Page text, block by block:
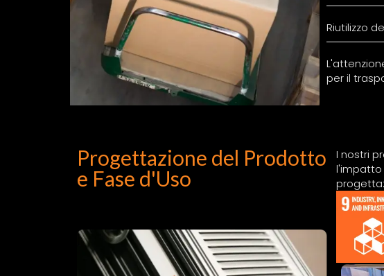
Riutilizzo
per il
Progettazione del Prodotto
e Fase d'Uso
I nostri
l'impatto